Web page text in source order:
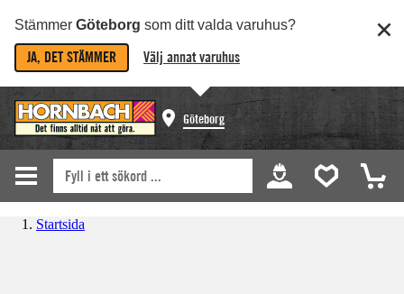
Stämmer Göteborg som ditt valda varuhus?
JA, DET STÄMMER Välj annat varuhus
Göteborg
Startsida